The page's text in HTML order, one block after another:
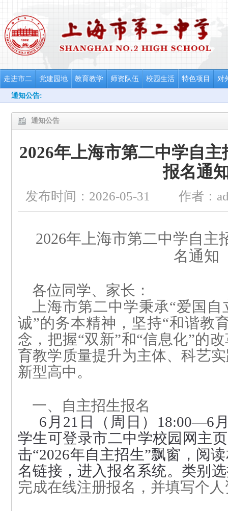
走进市二 党建园地 教育教学 师资队伍 校园生活 特色项目 对
通知公告:
通知公告
2026年上海市第二中学自
报名通
发布时间：2026-05-31 作者：
2026年上海市第二中学自主
名通知
各位同学、家长：
上海市第二中学秉承“爱国
诚”的务本精神，坚持“和谐教
念，把握“双新”和“信息化”的
育教学质量提升为主体、科艺
新型高中。
一、自主招生报名
6月 21 日（周日）18:00—6
学生可登录市二中学校园网主
击“2026年自主招生”飘窗，阅
名链接，进入报名系统。类别选
完成在线注册报名，并填写个